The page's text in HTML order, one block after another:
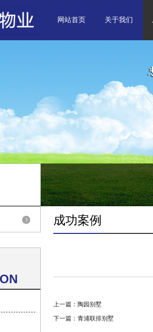
网站首页 关于我们
成功案例
上一篇：陶园别墅
下一篇：青浦联排别墅